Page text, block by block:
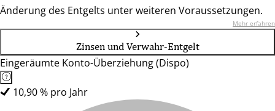
Änderung des Entgelts unter weiteren Voraussetzungen.
Mehr erfahren
Zinsen und Verwahr-Entgelt
Eingeräumte Konto-Überziehung (Dispo)
10,90 % pro Jahr